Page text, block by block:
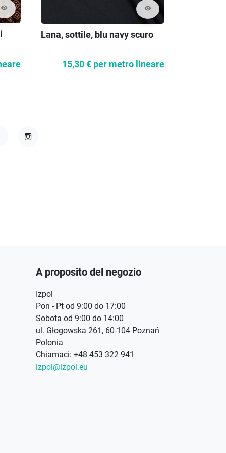
visibility visibility
Lana, sottile, blu navy scuro
15,30 € per metro lineare
A proposito del negozio
Izpol
Pon - Pt od 9:00 do 17:00
Sobota od 9:00 do 14:00
ul. Głogowska 261, 60-104 Poznań
Polonia
Chiamaci: +48 453 322 941
izpol@izpol.eu